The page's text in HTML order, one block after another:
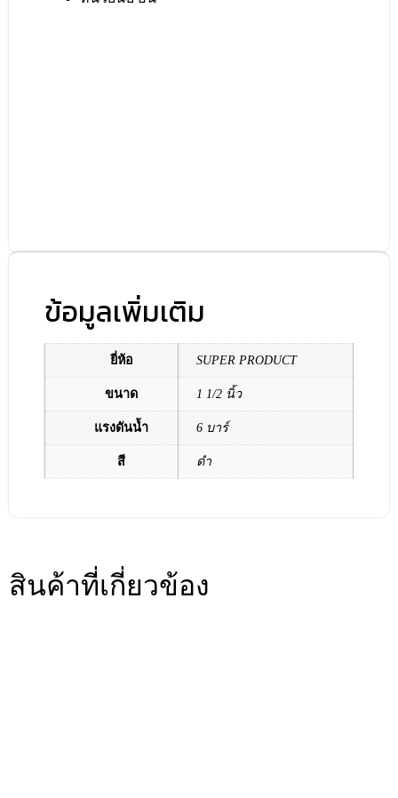
ข้อมูลเพิ่มเติม
ยี่ห้อ SUPER PRODUCT
ขนาด 1 1/2 นิ้ว
แรงดันน้ำ 6 บาร์
สี ดำ
สินค้าที่เกี่ยวข้อง